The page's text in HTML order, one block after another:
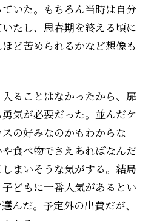
いた。もちろん当時は自分
たし、思春期を終える頃に
ど苦められるかなど想像も
ることはなかったから、扉
気が必要だった。並んだケ
の好みなのかもわからな
食べ物でさえあればなんだ
まいそうな気がする。結局
どもに一番人気があるとい
んだ。予定外の出費だが、